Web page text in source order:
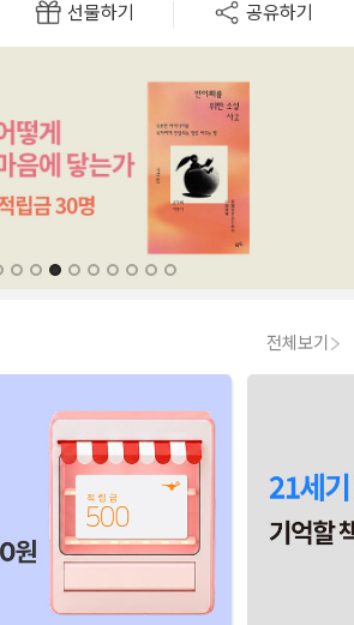
선물하기 공유하기
전체보기